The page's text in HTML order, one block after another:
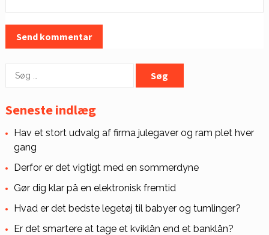
Søg
Seneste indlæg
Hav et stort udvalg af firma julegaver og ram plet hver
gang
Derfor er det vigtigt med en sommerdyne
Gør dig klar på en elektronisk fremtid
Hvad er det bedste legetøj til babyer og tumlinger?
Er det smartere at tage et kviklån end et banklån?